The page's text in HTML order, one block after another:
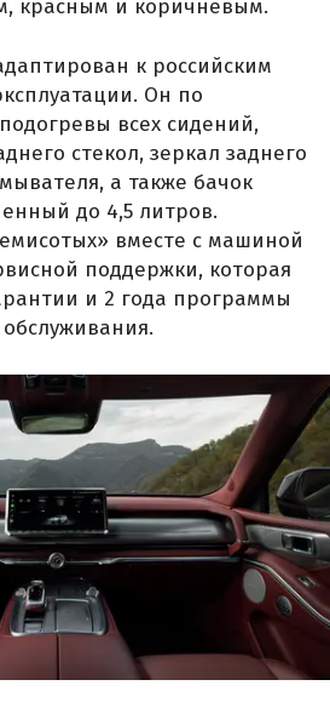
красным и коричневым.
к российским
Он по
всех сидений,
стекол, зеркал заднего
а также бачок
до 4,5 литров.
вместе с машиной
поддержки, которая
и 2 года программы